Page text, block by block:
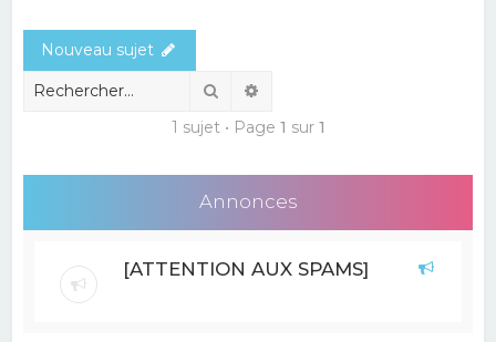
r
Nouveau sujet
Rechercher
1 sujet • Page 1 sur 1
Annonces
[ATTENTION AUX SPAMS]